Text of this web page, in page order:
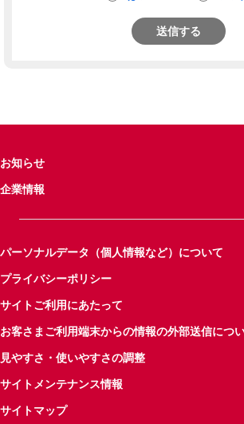
送信する
お知らせ
企業情報
パーソナルデータ（個人情報など）について
プライバシーポリシー
サイトご利用にあたって
お客さまご利用端末からの情報の外部送信につ
見やすさ・使いやすさの調整
サイトメンテナンス情報
サイトマップ